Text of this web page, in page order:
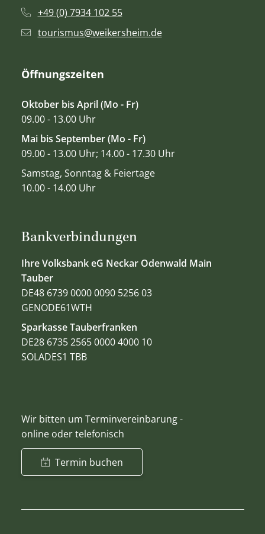
Bankverbindungen
Ihre Volksbank eG Neckar Odenwald Main
Tauber
DE48 6739 0000 0090 5256 03
GENODE61WTH
Sparkasse Tauberfranken
DE28 6735 2565 0000 4000 10
SOLADES1 TBB
Wir bitten um Terminvereinbarung -
online oder telefonisch
Termin buchen
+49 (0) 7934 102 55
tourismus@weikersheim.de
Öffnungszeiten
Oktober bis April (Mo - Fr)
09.00 - 13.00 Uhr
Mai bis September (Mo - Fr)
09.00 - 13.00 Uhr; 14.00 - 17.30 Uhr
Samstag, Sonntag & Feiertage
10.00 - 14.00 Uhr